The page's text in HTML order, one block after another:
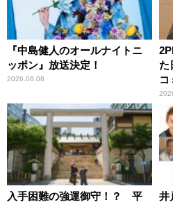
『中島健人のオールナイトニ
ッポン』放送決定！
2026.08.08
た
コ
入手困難の強運御守！？ 平
井